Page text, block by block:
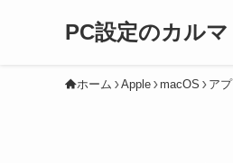
PC設定のカルマ
ホーム Apple macOS ア